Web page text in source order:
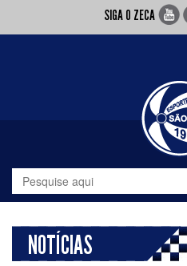
SIGA O ZECA
NOTÍCIAS